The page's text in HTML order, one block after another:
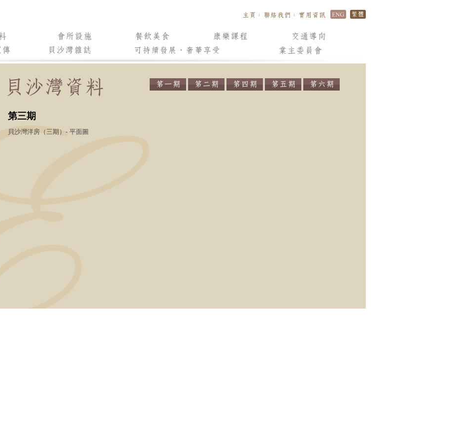
第三期
貝沙灣洋房（三期）- 平面圖